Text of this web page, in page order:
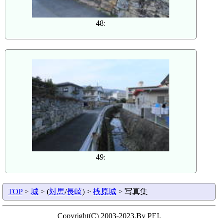
48:
49:
TOP> 城 > (対馬/長崎) > 桟原城 > 写真集
Copyright(C) 2003-2023,By PEI.